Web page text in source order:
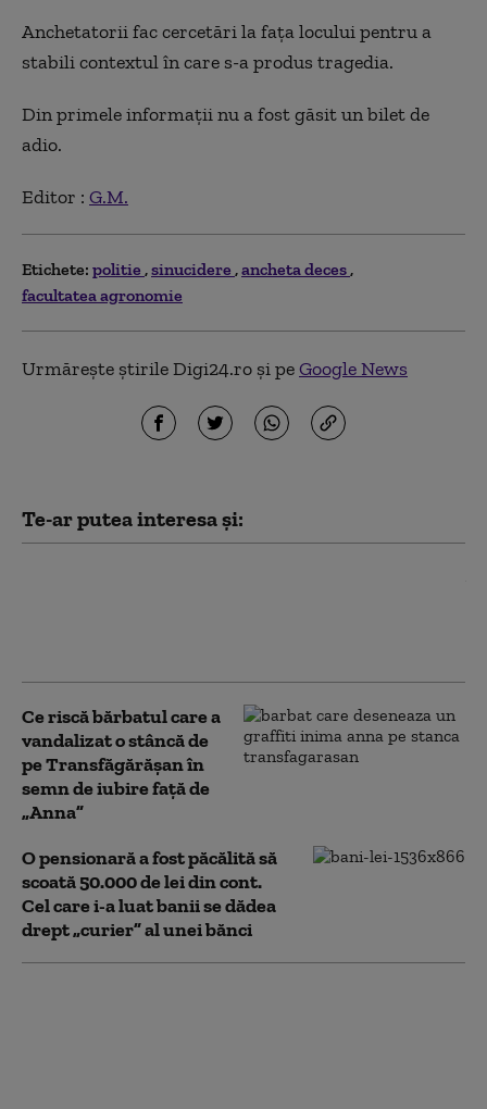
Anchetatorii fac cercetări la fața locului pentru a
stabili contextul în care s-a produs tragedia.
Din primele informații nu a fost găsit un bilet de
adio.
Editor : G.M.
Etichete: politie sinucidere ancheta deces
facultatea agronomie
Urmărește știrile Digi24.ro și peGoogle News
Te-ar putea interesa și:
Ce riscă bărbatul care a
vandalizat o stâncă de
pe Transfăgărășan în
semn de iubire față de
„Anna”
O pensionară a fost păcălită să
scoată 50.000 de lei din cont.
Cel care i-a luat banii se dădea
drept „curier” al unei bănci